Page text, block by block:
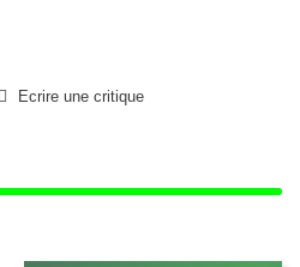
Ecrire une critique